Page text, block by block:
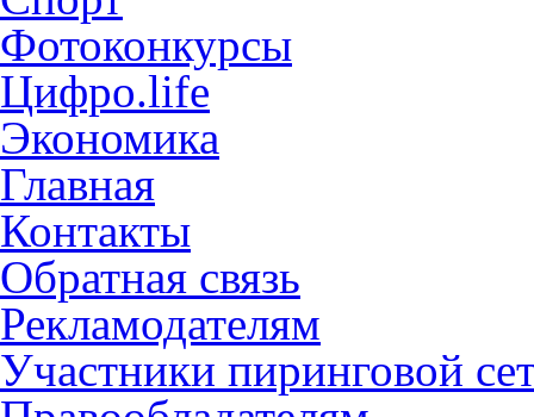
Фотоконкурсы
Цифро.life
Экономика
Главная
Контакты
Обратная связь
Рекламодателям
Участники пиринговой